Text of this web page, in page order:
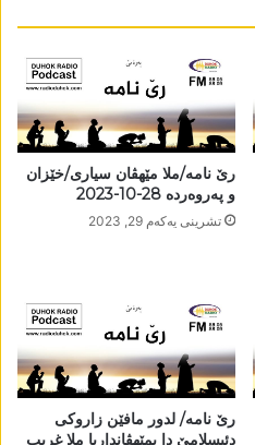
رێ نامە/ملا مێھڤان سیاری/خێزان
و پەروەردە 28-10-2023
تشرینی یه‌كه‌م 29, 2023
رێ نامە/ لدور مافێن زاروکی
دئیسلامێ دا بمێھڤانداریا ملا غریب